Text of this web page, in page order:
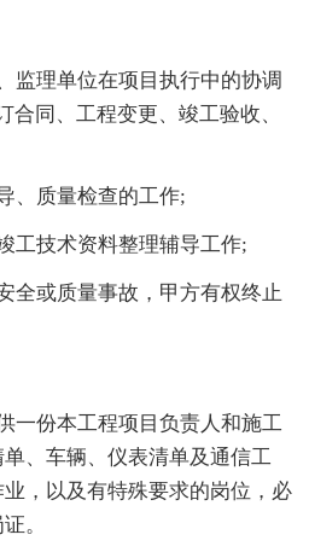
监理单位在项目执行中的协调
合同、工程变更、竣工验收、
、质量检查的工作;
工技术资料整理辅导工作;
全或质量事故，甲方有权终止
一份本工程项目负责人和施工
、车辆、仪表清单及通信工
，以及有特殊要求的岗位，必
。